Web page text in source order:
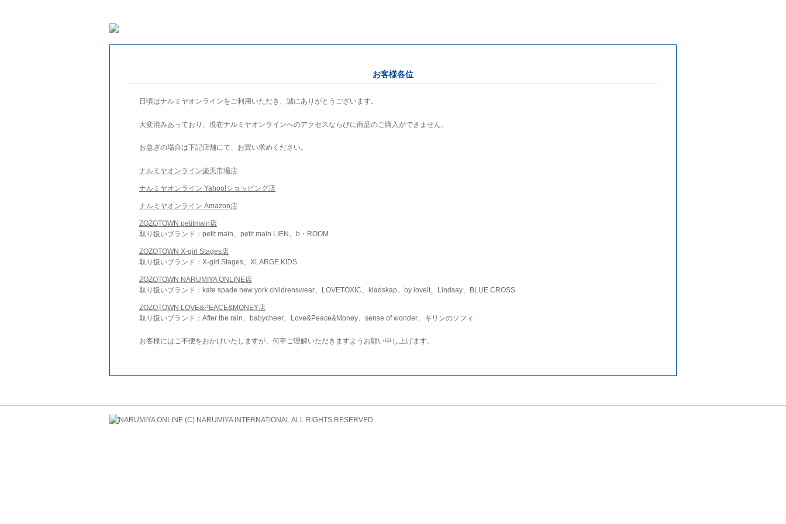
お客様各位
日頃はナルミヤオンラインをご利用いただき、誠にありがとうございます。
大変混みあっており、現在ナルミヤオンラインへのアクセスならびに商品のご購入ができません。
お急ぎの場合は下記店舗にて、お買い求めください。
ナルミヤオンライン楽天市場店
ナルミヤオンライン Yahoo!ショッピング店
ナルミヤオンライン Amazon店
ZOZOTOWN petitmain店
取り扱いブランド：petit main、petit main LIEN、b・ROOM
ZOZOTOWN X-girl Stages店
取り扱いブランド：X-girl Stages、XLARGE KIDS
ZOZOTOWN NARUMIYA ONLINE店
取り扱いブランド：kate spade new york childrenswear、LOVETOXIC、kladskap、by loveit、Lindsay、BLUE CROSS
ZOZOTOWN LOVE&PEACE&MONEY店
取り扱いブランド：After the rain、babycheer、Love&Peace&Money、sense of wonder、キリンのソフィ
お客様にはご不便をおかけいたしますが、何卒ご理解いただきますようお願い申し上げます。